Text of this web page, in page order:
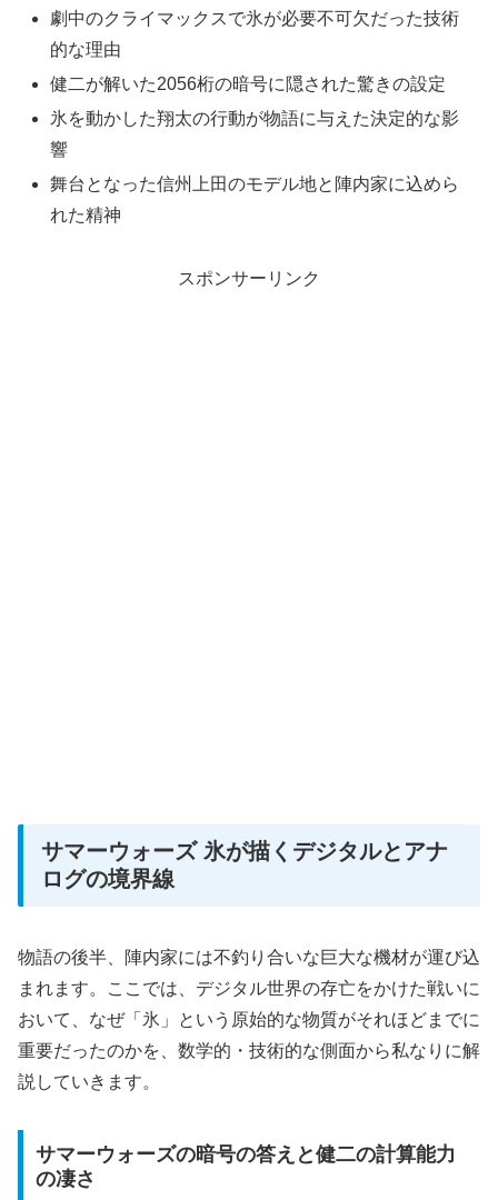
劇中のクライマックスで氷が必要不可欠だった技術
的な理由
健二が解いた2056桁の暗号に隠された驚きの設定
氷を動かした翔太の行動が物語に与えた決定的な影
響
舞台となった信州上田のモデル地と陣内家に込めら
れた精神
スポンサーリンク
サマーウォーズ 氷が描くデジタルとアナ
ログの境界線
物語の後半、陣内家には不釣り合いな巨大な機材が運び込
まれます。ここでは、デジタル世界の存亡をかけた戦いに
おいて、なぜ「氷」という原始的な物質がそれほどまでに
重要だったのかを、数学的・技術的な側面から私なりに解
説していきます。
サマーウォーズの暗号の答えと健二の計算能力
の凄さ